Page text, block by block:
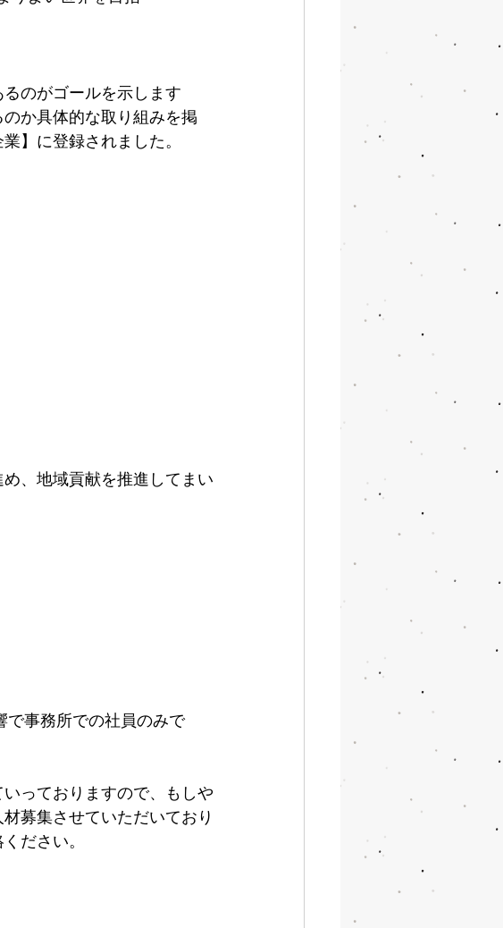
のがゴールを示します
か具体的な取り組みを掲
】に登録されました。
、地域貢献を推進してまい
で事務所での社員のみで
っておりますので、もしや
募集させていただいており
ださい。